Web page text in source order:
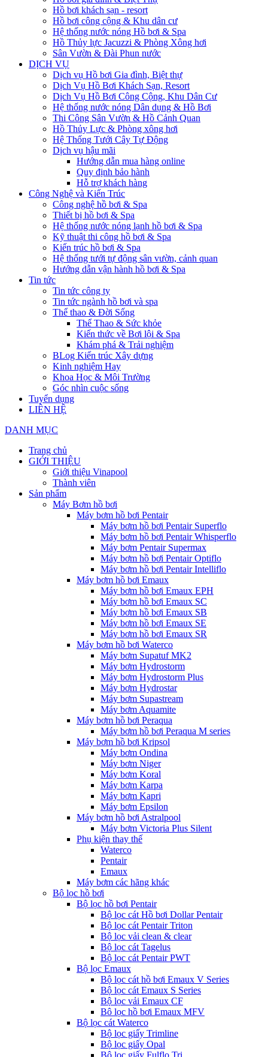
Hồ bơi khách sạn - resort
Hồ bơi công cộng & Khu dân cư
Hệ thống nước nóng Hồ bơi & Spa
Hồ Thủy lực Jacuzzi & Phòng Xông hơi
Sân Vườn & Đài Phun nước
DỊCH VỤ
Dịch vụ Hồ bơi Gia đình, Biệt thự
Dịch Vụ Hồ Bơi Khách Sạn, Resort
Dịch Vụ Hồ Bơi Công Cộng, Khu Dân Cư
Hệ thống nước nóng Dân dụng & Hồ Bơi
Thi Công Sân Vườn & Hồ Cảnh Quan
Hồ Thủy Lực & Phòng xông hơi
Hệ Thống Tưới Cây Tự Động
Dịch vụ hậu mãi
Hướng dẫn mua hàng online
Quy định bảo hành
Hỗ trợ khách hàng
Công Nghệ và Kiến Trúc
Công nghệ hồ bơi & Spa
Thiết bị hồ bơi & Spa
Hệ thống nước nóng lạnh hồ bơi & Spa
Kỹ thuật thi công hồ bơi & Spa
Kiến trúc hồ bơi & Spa
Hệ thống tưới tự động sân vườn, cảnh quan
Hướng dẫn vận hành hồ bơi & Spa
Tin tức
Tin tức công ty
Tin tức ngành hồ bơi và spa
Thể thao & Đời Sống
Thể Thao & Sức khỏe
Kiến thức về Bơi lội & Spa
Khám phá & Trải nghiệm
BLog Kiến trúc Xây dựng
Kinh nghiệm Hay
Khoa Học & Môi Trường
Góc nhìn cuộc sống
Tuyển dụng
LIÊN HỆ
DANH MỤC
Trang chủ
GIỚI THIỆU
Giới thiệu Vinapool
Thành viên
Sản phẩm
Máy Bơm hồ bơi
Máy bơm hồ bơi Pentair
Máy bơm hồ bơi Pentair Superflo
Máy bơm hồ bơi Pentair Whisperflo
Máy bơm Pentair Supermax
Máy bơm hồ bơi Pentair Optiflo
Máy bơm hồ bơi Pentair Intelliflo
Máy bơm hồ bơi Emaux
Máy bơm hồ bơi Emaux EPH
Máy bơm hồ bơi Emaux SC
Máy bơm hồ bơi Emaux SB
Máy bơm hồ bơi Emaux SE
Máy bơm hồ bơi Emaux SR
Máy bơm hồ bơi Waterco
Máy bơm Supatuf MK2
Máy bơm Hydrostorm
Máy bơm Hydrostorm Plus
Máy bơm Hydrostar
Máy bơm Supastream
Máy bơm Aquamite
Máy bơm hồ bơi Peraqua
Máy bơm hồ bơi Peraqua M series
Máy bơm hồ bơi Kripsol
Máy bơm Ondina
Máy bơm Niger
Máy bơm Koral
Máy bơm Karpa
Máy bơm Kapri
Máy bơm Epsilon
Máy bơm hồ bơi Astralpool
Máy bơm Victoria Plus Silent
Phụ kiện thay thế
Waterco
Pentair
Emaux
Máy bơm các hãng khác
Bộ lọc hồ bơi
Bộ lọc hồ bơi Pentair
Bộ lọc cát Hồ bơi Dollar Pentair
Bộ lọc cát Pentair Triton
Bộ lọc vải clean & clear
Bộ lọc cát Tagelus
Bộ lọc cát Pentair PWT
Bộ lọc Emaux
Bộ lọc cát hồ bơi Emaux V Series
Bộ lọc cát Emaux S Series
Bộ lọc vải Emaux CF
Bô lọc hồ bơi Emaux MFV
Bộ lọc cát Waterco
Bộ lọc giấy Trimline
Bộ lọc giấy Opal
Bộ lọc giấy Fulflo Tri